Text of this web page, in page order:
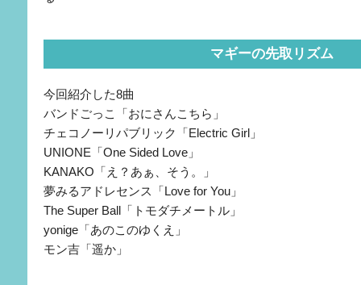
マギーの先取リズム
今回紹介した8曲
バンドごっこ「おにさんこちら」
チェコノーリパブリック「Electric Girl」
UNIONE「One Sided Love」
KANAKO「え？あぁ、そう。」
夢みるアドレセンス「Love for You」
The Super Ball「トモダチメートル」
yonige「あのこのゆくえ」
モン吉「遥か」